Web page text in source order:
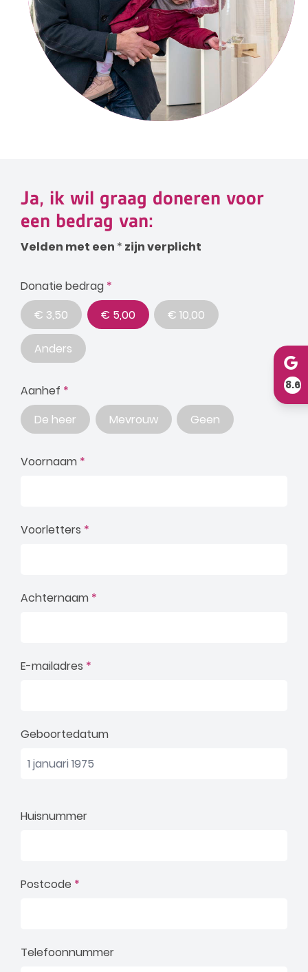
Ja, ik wil graag doneren voor
een bedrag van:
Velden met een * zijn verplicht
Donatie bedrag *
​€ 3,50
€ 5,00 ​€ 10,00
Anders
Aanhef *
De heer
Mevrouw Geen
Voornaam *
Voorletters *
Achternaam *
E-mailadres *
Geboortedatum
Huisnummer
Postcode *
Telefoonnummer
8.6